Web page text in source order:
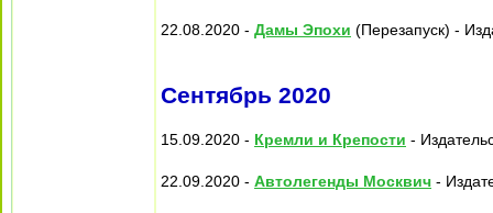
22.08.2020 - Дамы Эпохи (Перезапуск) -
Сентябрь 2020
15.09.2020 - Кремли и Крепости -
22.09.2020 - Автолегенды Москвич -